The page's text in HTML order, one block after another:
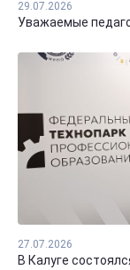
29.07.2026
Уважаемые
27.07.2026
В Калуге